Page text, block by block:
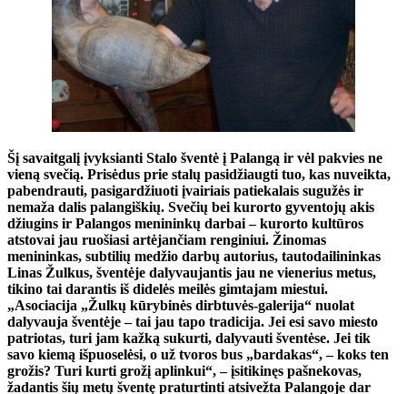
Šį savaitgalį įvyksianti Stalo šventė į Palangą ir vėl pakvies ne
vieną svečią. Prisėdus prie stalų pasidžiaugti tuo, kas nuveikta,
pabendrauti, pasigardžiuoti įvairiais patiekalais sugužės ir
nemaža dalis palangiškių. Svečių bei kurorto gyventojų akis
džiugins ir Palangos menininkų darbai – kurorto kultūros
atstovai jau ruošiasi artėjančiam renginiui. Žinomas
menininkas, subtilių medžio darbų autorius, tautodailininkas
Linas Žulkus, šventėje dalyvaujantis jau ne vienerius metus,
tikino tai darantis iš didelės meilės gimtajam miestui.
„Asociacija „Žulkų kūrybinės dirbtuvės-galerija“ nuolat
dalyvauja šventėje – tai jau tapo tradicija. Jei esi savo miesto
patriotas, turi jam kažką sukurti, dalyvauti šventėse. Jei tik
savo kiemą išpuoselėsi, o už tvoros bus „bardakas“, – koks ten
grožis? Turi kurti grožį aplinkui“, – įsitikinęs pašnekovas,
žadantis šių metų šventę praturtinti atsivežta Palangoje dar